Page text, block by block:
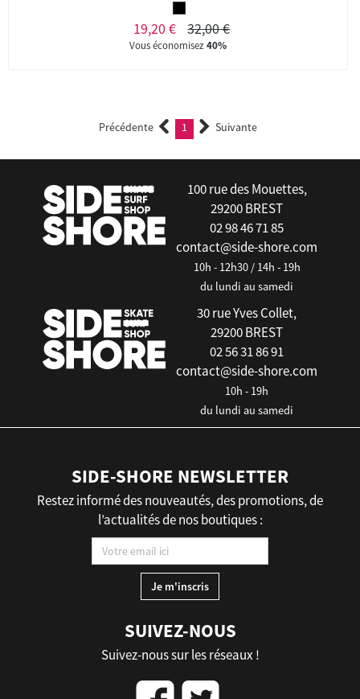
19,20 € 32,00 €
Vous économisez40%
Précédente 1 (current)Suivante
100 rue des Mouettes,
29200 BREST
02 98 46 71 85
contact@side-shore.com
10h - 12h30 / 14h - 19h
du lundi au samedi
30 rue Yves Collet,
29200 BREST
02 56 31 86 91
contact@side-shore.com
10h - 19h
du lundi au samedi
SIDE-SHORE NEWSLETTER
Restez informé des nouveautés, des promotions, de
l’actualités de nos boutiques :
SUIVEZ-NOUS
Suivez-nous sur les réseaux !